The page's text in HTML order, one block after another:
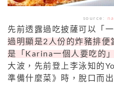
source:
先前透露過吃披薩可以「
過明顯是2人份的炸豬排便
是「Karina一個人要吃的」
大波，先前登上李泳知的
準備什麼菜》時，脫口而出